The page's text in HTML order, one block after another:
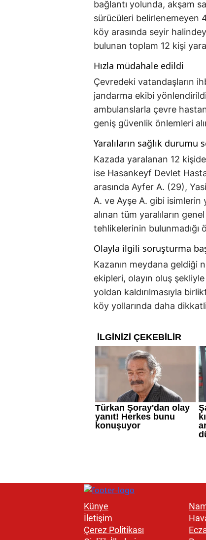
bağlantı yolunda, akşam
sürücüleri belirlenemeyen
köy arasında seyir
bulunan toplam 12 kişi
Hızla müdahale edildi
Çevredeki vatandaşların
jandarma ekibi
ambulanslarla çevre
geniş güvenlik önlemleri
Yaralıların sağlık durumu
Kazada yaralanan 12
ise Hasankeyf Devlet
arasında Ayfer A. (29),
A. ve Ayşe A. gibi isimlerin
alınan tüm yaralıların
tehlikelerinin bulunmadığı
Olayla ilgili soruşturma
Kazanın meydana geldiği
ekipleri, olayın oluş
yoldan kaldırılmasıyla
köy yollarında daha
Künye
İletişim
Çerez Politikası